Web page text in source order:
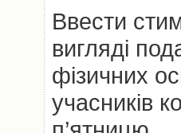
Ввести
вигляді
фізичних
учасників